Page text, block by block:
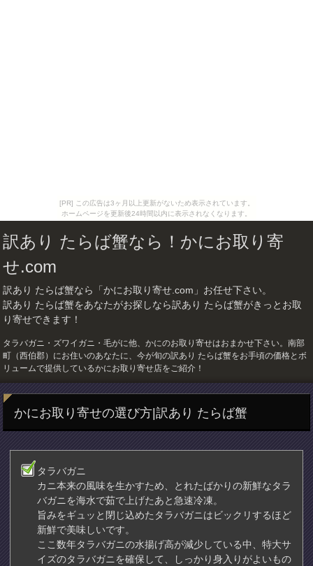
[PR] この広告は3ヶ月以上更新がないため表示されています。
ホームページを更新後24時間以内に表示されなくなります。
訳あり たらば蟹なら！かにお取り寄
せ.com
訳あり たらば蟹なら「かにお取り寄せ.com」お任せ下さい。
訳あり たらば蟹をあなたがお探しなら訳あり たらば蟹がきっとお取
り寄せできます！
タラバガニ・ズワイガニ・毛がに他、かにのお取り寄せはおまかせ下さい。南部
町（西伯郡）にお住いのあなたに、今が旬の訳あり たらば蟹をお手頃の価格とボ
リュームで提供しているかにお取り寄せ店をご紹介！
かにお取り寄せの選び方|訳あり たらば蟹
タラバガニ
カニ本来の風味を生かすため、とれたばかりの新鮮なタラ
バガニを海水で茹で上げたあと急速冷凍。
旨みをギュッと閉じ込めたタラバガニはビックリするほど
新鮮で美味しいです。
ここ数年タラバガニの水揚げ高が減少している中、特大サ
イズのタラバガニを確保して、しっかり身入りがよいもの